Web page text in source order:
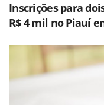
Inscrições para
R$ 4 mil no Piauí